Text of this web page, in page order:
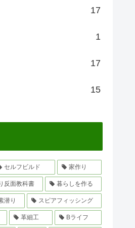
17
1
17
15
セルフビルド 家作り
反面教科書 暮らしを作る
潜り スピアフィッシング
革細工 Bライフ